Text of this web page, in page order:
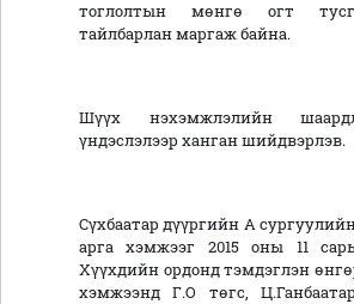
тоглолтын мөнгө огт
тайлбарлан маргаж байна.
Шүүх нэхэмжлэлийн
үндэслэлээр ханган шийдвэрлэв.
Сүхбаатар дүүргийн А
арга хэмжээг 2015 оны 11
Хүүхдийн ордонд тэмдэглэн
хэмжээнд Г.О төгс,